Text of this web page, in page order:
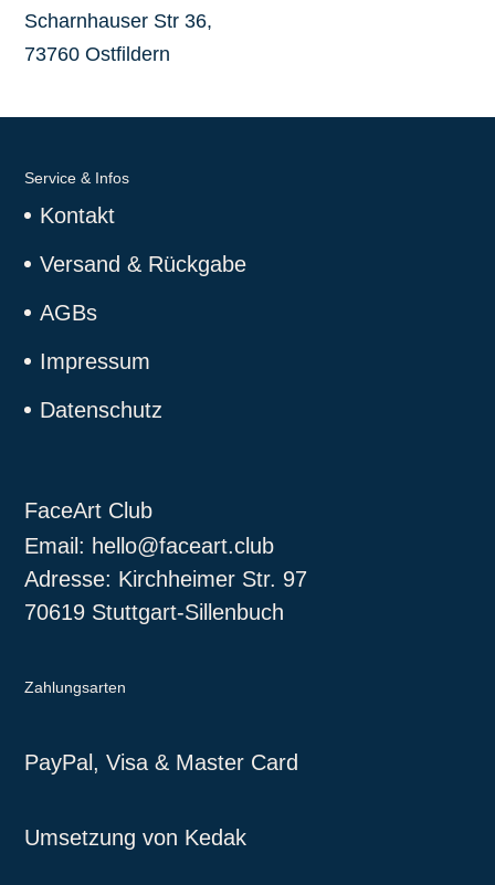
Scharnhauser Str 36,
73760 Ostfildern
Service & Infos
Kontakt
Versand & Rückgabe
AGBs
Impressum
Datenschutz
FaceArt Club
Email: hello@faceart.club
Adresse: Kirchheimer Str. 97
70619 Stuttgart-Sillenbuch
Zahlungsarten
PayPal, Visa & Master Card
Umsetzung von Kedak